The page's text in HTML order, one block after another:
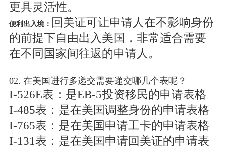
更具灵活性。
便利出入境： 回美证可让申请人在不影响身份
的前提下自由出入美国，非常适合需要
在不同国家间往返的申请人。
02. 在美国进行多递交需要递交哪几个表呢？
I-526E表：是EB-5投资移民的申请表格
I-485表：是在美国调整身份的申请表格
I-765表：是在美国申请工卡的申请表格
I-131表：是在美国申请回美证的申请表